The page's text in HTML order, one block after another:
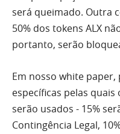
será queimado. Outra
50% dos tokens ALX
portanto, serão
Em nosso white
específicas pelas
serão usados ​​- 15%
Contingência Legal,